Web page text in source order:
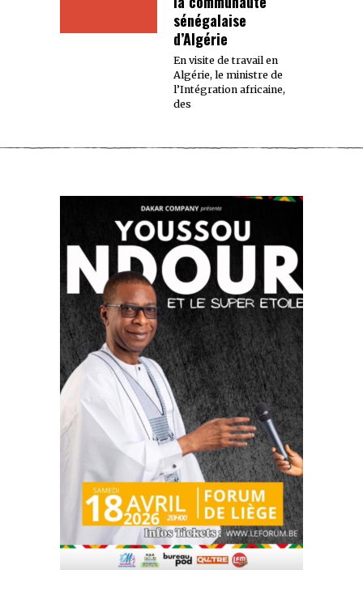
sénégalaise
d’Algérie
En visite de travail en
Algérie, le ministre de
l’Intégration africaine,
des